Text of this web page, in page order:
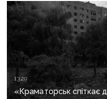
13:20
«Краматорськ спіткає